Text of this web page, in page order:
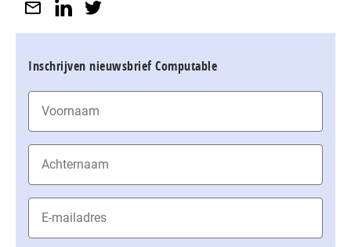
Inschrijven nieuwsbrief Computable